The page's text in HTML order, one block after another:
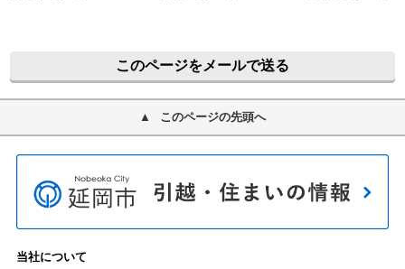
このページをメールで送る
このページの先頭へ
当社について